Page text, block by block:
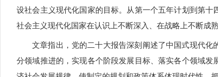
设社会主义现代化国家的目标。从第一个五年计划到第
社会主义现代化国家在认识上不断深入、在战略上不断成
文章指出，党的二十大报告深刻阐述了中国式现代
分领域推进的，实现各个阶段发展目标、落实各个领域